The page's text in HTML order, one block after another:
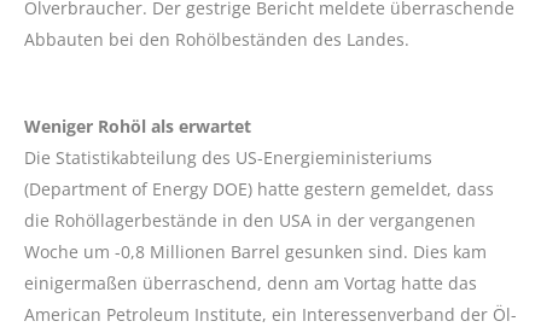
Ölverbraucher. Der gestrige Bericht meldete überraschende
Abbauten bei den Rohölbeständen des Landes.
Weniger Rohöl als erwartet
Die Statistikabteilung des US-Energieministeriums
(Department of Energy DOE) hatte gestern gemeldet, dass
die Rohöllagerbestände in den USA in der vergangenen
Woche um -0,8 Millionen Barrel gesunken sind. Dies kam
einigermaßen überraschend, denn am Vortag hatte das
American Petroleum Institute, ein Interessenverband der Öl-